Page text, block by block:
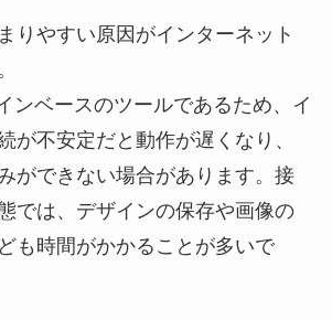
りやすい原因がインターネット
ンベースのツールであるため、イ
が不安定だと動作が遅くなり、
ができない場合があります。接
では、デザインの保存や画像の
も時間がかかることが多いで